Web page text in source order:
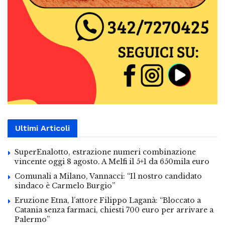
Ultimi Articoli
SuperEnalotto, estrazione numeri combinazione
vincente oggi 8 agosto. A Melfi il 5+1 da 650mila euro
Comunali a Milano, Vannacci: “Il nostro candidato
sindaco è Carmelo Burgio”
Eruzione Etna, l’attore Filippo Laganà: “Bloccato a
Catania senza farmaci, chiesti 700 euro per arrivare a
Palermo”